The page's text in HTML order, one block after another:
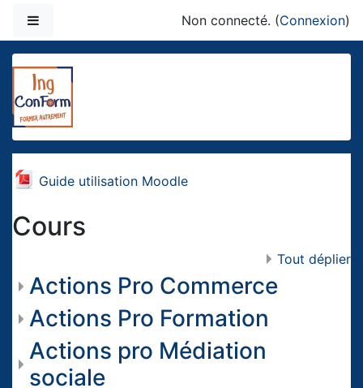
Non connecté. (Connexion)
Ingénierie, Conseil et
Guide utilisation Moodle
Fichier
Cours
Tout déplier
Actions Pro Commerce
Actions Pro Formation
Actions pro Médiation
sociale